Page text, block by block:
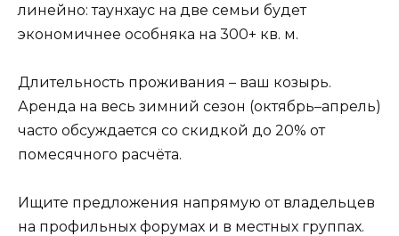
линейно: таунхаус на две семьи будет
экономичнее особняка на 300+ кв. м.
Длительность проживания – ваш козырь.
Аренда на весь зимний сезон (октябрь–апрель)
часто обсуждается со скидкой до 20% от
помесячного расчёта.
Ищите предложения напрямую от владельцев
на профильных форумах и в местных группах.